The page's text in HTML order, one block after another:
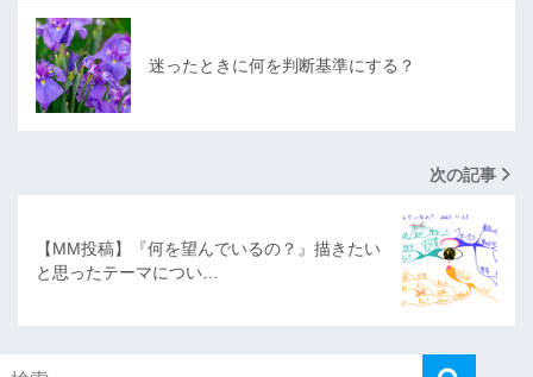
迷ったときに何を判断基準にする？
次の記事
【MM投稿】『何を望んでいるの？』描きたい
と思ったテーマについ…